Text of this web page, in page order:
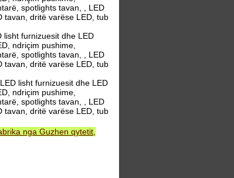
spotlights tavan, , LED
tavan, dritë varëse LED, tub
lisht furnizuesit dhe LED
ndriçim pushime,
spotlights tavan, , LED
tavan, dritë varëse LED, tub
lisht furnizuesit dhe LED
ndriçim pushime,
spotlights tavan, , LED
tavan, dritë varëse LED, tub
nga Guzhen qytetit,